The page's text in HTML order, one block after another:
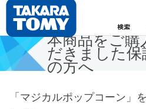
検索
本商品をご購
だきました保
の方へ
「マジカルポップコーン」